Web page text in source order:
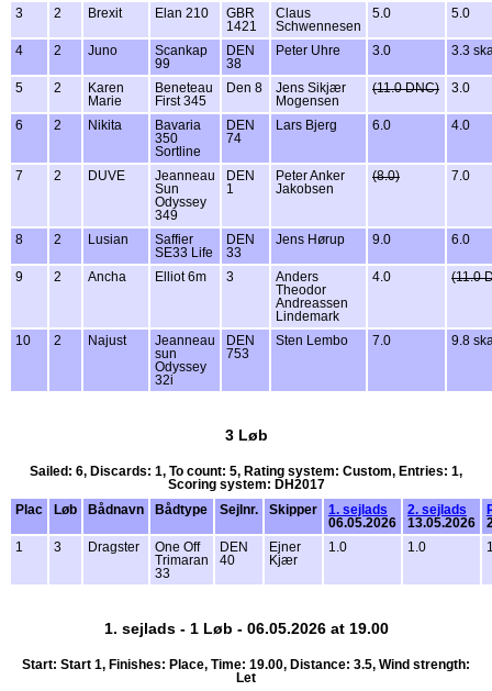
3 2 Brexit Elan 210
GBR
1421
Claus
Schwennesen
5.0 5.0
4 2 Juno
Scankap
99
DEN
38
Peter Uhre 3.0 3.3
5 2
Karen
Marie
Beneteau
First 345
Den 8
Jens Sikjær
Mogensen
(11.0 DNC) 3.0
6 2 Nikita
Bavaria
350
Sortline
DEN
74
Lars Bjerg 6.0 4.0
7 2 DUVE
Jeanneau
Sun
Odyssey
349
DEN
1
Peter Anker
Jakobsen
(8.0) 7.0
8 2 Lusian
Saffier
SE33 Life
DEN
33
Jens Hørup 9.0 6.0
9 2 Ancha Elliot 6m 3
Anders
Theodor
Andreassen
Lindemark
4.0 (11.0
10 2 Najust
Jeanneau
sun
Odyssey
32i
DEN
753
Sten Lembo 7.0 9.8
3 Løb
Sailed: 6, Discards: 1, To count: 5, Rating system: Custom, Entries: 1,
Scoring system: DH2017
Plac
Løb Bådnavn Bådtype Sejlnr. Skipper
1. sejlads
06.05.2026
2. sejlads
13.05.2026
1
3 Dragster
One Off
Trimaran
33
DEN
40
Ejner
Kjær
1.0 1.0
1. sejlads - 1 Løb - 06.05.2026 at 19.00
Start: Start 1, Finishes: Place, Time: 19.00, Distance: 3.5, Wind strength:
Let